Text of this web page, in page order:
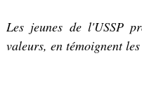
Les jeunes de l'USSP
valeurs, en témoignent